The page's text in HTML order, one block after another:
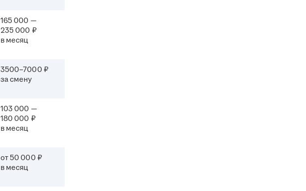
165 000 —
235 000 ₽
в месяц
3500–7000 ₽
за смену
103 000 —
180 000 ₽
в месяц
от 50 000 ₽
в месяц